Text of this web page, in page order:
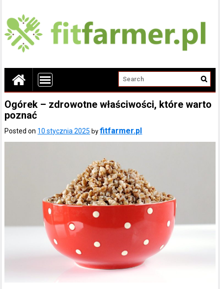
Ogórek – zdrowotne właściwości, które warto
poznać
Posted on 10 stycznia 2025 byfitfarmer.pl